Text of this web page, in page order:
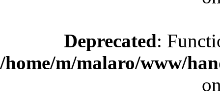
Deprecated:
/home/m/malaro/www/